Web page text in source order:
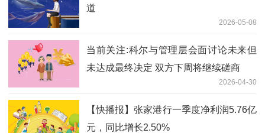
道
2026-05-08
当前关注:科尔与管理层会面讨论未来但
未达成最终决定 双方下周将继续磋商
2026-04-30
【快播报】张家港行一季度净利润5.76亿
元，同比增长2.50%